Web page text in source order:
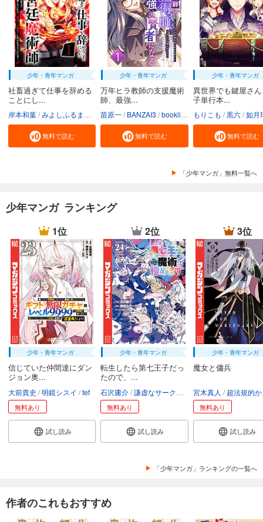
少年・青年マンガ
社畜過ぎて仕事を辞める
ことにし...
岸本和葉 みよしふるまち booklistaSTUDIO
無料で読む
少年・青年マンガ
万年ヒラ教師の支援魔術
師、最強...
苗原一 BANZAI3 booklistaSTUDIO
無料で読む
少年・青年マンガ
異世界でも鍵屋さ
子単行本...
もりこも 黒六 如月
無料で読む
「少年マンガ」無料一覧へ
少年マンガ ランキング
1位
少年・青年マンガ
信じていた仲間達にダン
ジョン奥...
大前貴史 明鏡シスイ tef
無料あり
試し読み
2位
少年・青年マンガ
転生したら第七王子だっ
たので、...
石沢庸介 謙虚なサークル メル。
無料あり
試し読み
3位
少年・青年マンガ
魔女と傭兵
宮木真人 超法規的か
無料あり
試し読み
「少年マンガ」ランキングの一覧へ
作者のこれもおすすめ